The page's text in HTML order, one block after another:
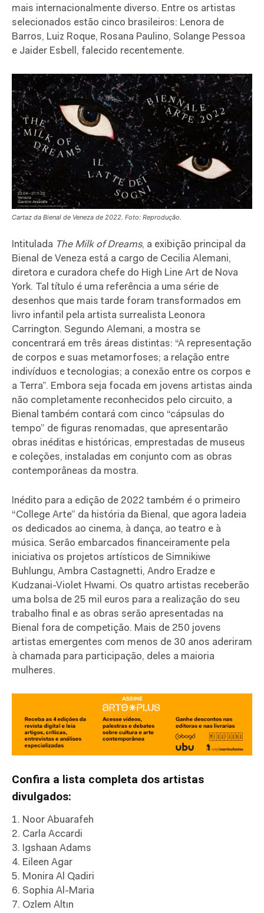
mais internacionalmente diverso. Entre os artistas
selecionados estão cinco brasileiros: Lenora de
Barros, Luiz Roque, Rosana Paulino, Solange Pessoa
e Jaider Esbell, falecido recentemente.
Cartaz da Bienal de Veneza de 2022. Foto: Reprodução.
Intitulada The Milk of Dreams, a exibição principal da
Bienal de Veneza está a cargo de Cecilia Alemani,
diretora e curadora chefe do High Line Art de Nova
York. Tal título é uma referência a uma série de
desenhos que mais tarde foram transformados em
livro infantil pela artista surrealista Leonora
Carrington. Segundo Alemani, a mostra se
concentrará em três áreas distintas: “A representação
de corpos e suas metamorfoses; a relação entre
indivíduos e tecnologias; a conexão entre os corpos e
a Terra”. Embora seja focada em jovens artistas ainda
não completamente reconhecidos pelo circuito, a
Bienal também contará com cinco “cápsulas do
tempo” de figuras renomadas, que apresentarão
obras inéditas e históricas, emprestadas de museus
e coleções, instaladas em conjunto com as obras
contemporâneas da mostra.
Inédito para a edição de 2022 também é o primeiro
“College Arte” da história da Bienal, que agora ladeia
os dedicados ao cinema, à dança, ao teatro e à
música. Serão embarcados financeiramente pela
iniciativa os projetos artísticos de Simnikiwe
Buhlungu, Ambra Castagnetti, Andro Eradze e
Kudzanai-Violet Hwami. Os quatro artistas receberão
uma bolsa de 25 mil euros para a realização do seu
trabalho final e as obras serão apresentadas na
Bienal fora de competição. Mais de 250 jovens
artistas emergentes com menos de 30 anos aderiram
à chamada para participação, deles a maioria
mulheres.
Confira a lista completa dos artistas
divulgados:
1. Noor Abuarafeh
2. Carla Accardi
3. Igshaan Adams
4. Eileen Agar
5. Monira Al Qadiri
6. Sophia Al-Maria
7. Ozlem Altın